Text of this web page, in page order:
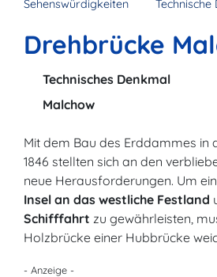
Sehenswürdigkeiten
Technische
Drehbrücke
Technisches Denkmal
Malchow
Mit dem Bau des Erddammes in
1846 stellten sich an den
neue Herausforderungen. Um
Insel an das westliche Festland
Schifffahrt zu gewährleisten,
Holzbrücke einer Hubbrücke
- Anzeige -